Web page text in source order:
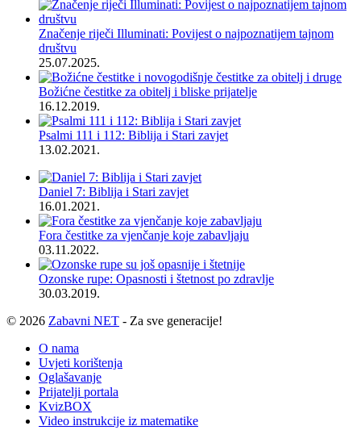
Značenje riječi Illuminati: Povijest o najpoznatijem tajnom
društvu
25.07.2025.
Božićne čestitke za obitelj i bliske prijatelje
16.12.2019.
Psalmi 111 i 112: Biblija i Stari zavjet
13.02.2021.
Daniel 7: Biblija i Stari zavjet
16.01.2021.
Fora čestitke za vjenčanje koje zabavljaju
03.11.2022.
Ozonske rupe: Opasnosti i štetnost po zdravlje
30.03.2019.
© 2026 Zabavni NET - Za sve generacije!
O nama
Uvjeti korištenja
Oglašavanje
Prijatelji portala
KvizBOX
Video instrukcije iz matematike